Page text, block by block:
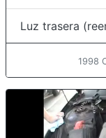
Luz trasera
1998